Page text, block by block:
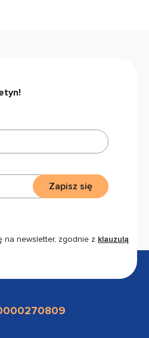
na newsletter, zgodnie z klauzulą
Zapisz się